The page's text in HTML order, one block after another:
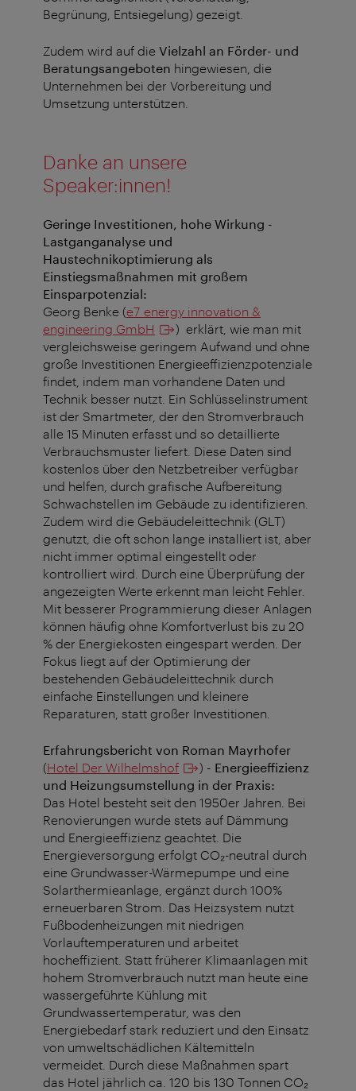
Begrünung, Entsiegelung) gezeigt.
Zudem wird auf die Vielzahl an Förder- und
Beratungsangeboten hingewiesen, die
Unternehmen bei der Vorbereitung und
Umsetzung unterstützen.
Danke an unsere
Speaker:innen!
Geringe Investitionen, hohe Wirkung -
Lastganganalyse und
Haustechnikoptimierung als
Einstiegsmaßnahmen mit großem
Einsparpotenzial:
Georg Benke (e7 energy innovation &
engineering GmbH
) erklärt, wie man mit
vergleichsweise geringem Aufwand und ohne
große Investitionen Energieeffizienzpotenziale
findet, indem man vorhandene Daten und
Technik besser nutzt. Ein Schlüsselinstrument
ist der Smartmeter, der den Stromverbrauch
alle 15 Minuten erfasst und so detaillierte
Verbrauchsmuster liefert. Diese Daten sind
kostenlos über den Netzbetreiber verfügbar
und helfen, durch grafische Aufbereitung
Schwachstellen im Gebäude zu identifizieren.
Zudem wird die Gebäudeleittechnik (GLT)
genutzt, die oft schon lange installiert ist, aber
nicht immer optimal eingestellt oder
kontrolliert wird. Durch eine Überprüfung der
angezeigten Werte erkennt man leicht Fehler.
Mit besserer Programmierung dieser Anlagen
können häufig ohne Komfortverlust bis zu 20
% der Energiekosten eingespart werden. Der
Fokus liegt auf der Optimierung der
bestehenden Gebäudeleittechnik durch
einfache Einstellungen und kleinere
Reparaturen, statt großer Investitionen.
Erfahrungsbericht von Roman Mayrhofer
(Hotel Der Wilhelmshof ) - Energieeffizienz
und Heizungsumstellung in der Praxis:
Das Hotel besteht seit den 1950er Jahren. Bei
Renovierungen wurde stets auf Dämmung
und Energieeffizienz geachtet. Die
Energieversorgung erfolgt CO₂-neutral durch
eine Grundwasser-Wärmepumpe und eine
Solarthermieanlage, ergänzt durch 100%
erneuerbaren Strom. Das Heizsystem nutzt
Fußbodenheizungen mit niedrigen
Vorlauftemperaturen und arbeitet
hocheffizient. Statt früherer Klimaanlagen mit
hohem Stromverbrauch nutzt man heute eine
wassergeführte Kühlung mit
Grundwassertemperatur, was den
Energiebedarf stark reduziert und den Einsatz
von umweltschädlichen Kältemitteln
vermeidet. Durch diese Maßnahmen spart
das Hotel jährlich ca. 120 bis 130 Tonnen CO₂